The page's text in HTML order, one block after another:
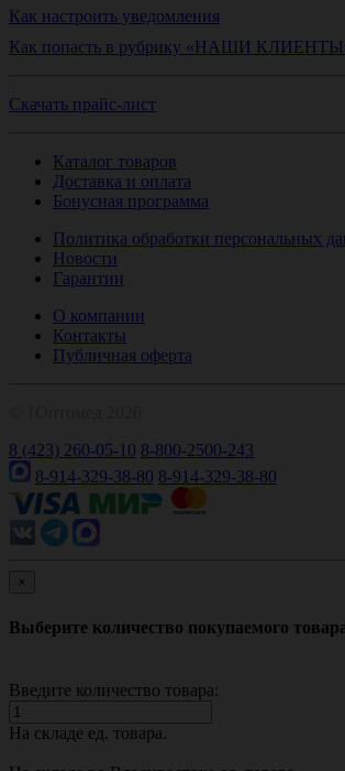
Как настроить уведомления
Как попасть в рубрику «НАШИ
Скачать прайс-лист
Каталог товаров
Доставка и оплата
Бонусная программа
Политика обработки персональных
Новости
Гарантии
О компании
Контакты
Публичная оферта
8 (423) 260-05-10 8-800-2500-243
8-914-329-38-80 8-914-329-38-80
×
Выберите количество покупаемого
Введите количество товара:
На складе ед. товара.